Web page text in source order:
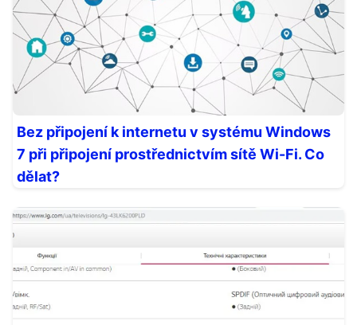
Bez připojení k internetu v systému Windows
7 při připojení prostřednictvím sítě Wi-Fi. Co
dělat?